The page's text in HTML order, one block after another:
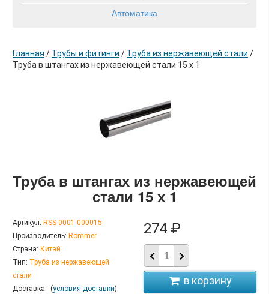
Автоматика
Главная / Трубы и фитинги / Труба из нержавеющей стали /
Труба в штангах из нержавеющей стали 15 х 1
Труба в штангах из нержавеющей
стали 15 х 1
Артикул: RSS-0001-000015
Производитель: Rommer
Страна: Китай
Тип: Труба из нержавеющей
стали
Доставка - (условия доставки)
274 ₽
в корзину